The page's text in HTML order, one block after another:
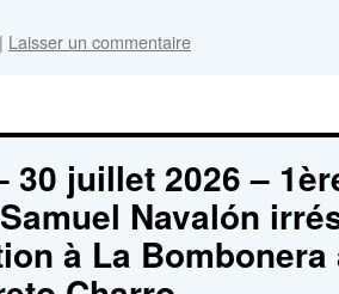
| Laisser un commentaire
30 juillet 2026 –
Navalón
à La